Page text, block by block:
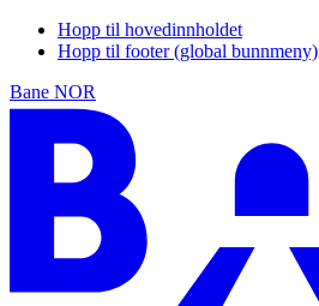
Hopp til hovedinnholdet
Hopp til footer (global bunnmeny)
Bane NOR